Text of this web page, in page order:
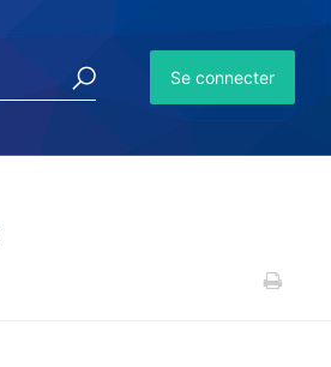
Se connecter